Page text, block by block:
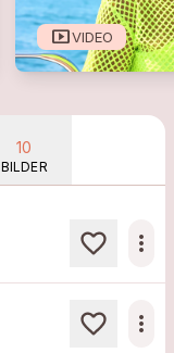
smart_displayVIDEO
10
BILDER
more_horiz
more_horiz